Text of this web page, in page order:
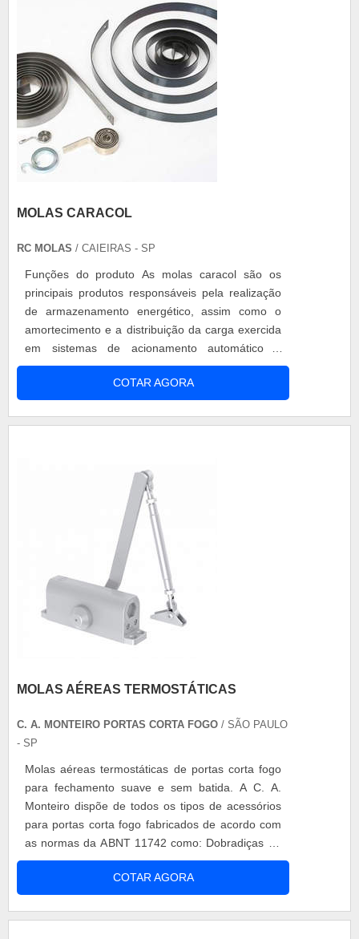
MOLAS CARACOL
RC MOLAS / CAIEIRAS - SP
Funções do produto As molas caracol são os
principais produtos responsáveis pela realização
de armazenamento energético, assim como o
amortecimento e a distribuição da carga exercida
em sistemas de acionamento automático e
equipamentos elétricos. Com essas
características, o produto fica responsável
também por preservar as junções dos
COTAR AGORA
MOLAS AÉREAS TERMOSTÁTICAS
C. A. MONTEIRO PORTAS CORTA FOGO / SÃO PAULO
- SP
Molas aéreas termostáticas de portas corta fogo
para fechamento suave e sem batida. A C. A.
Monteiro dispõe de todos os tipos de acessórios
para portas corta fogo fabricados de acordo com
as normas da ABNT 11742 como: Dobradiças de
mola Fechaduras Barras anti pânico Molas aéreas
Batentes metálicos Placas de sinalização......
COTAR AGORA